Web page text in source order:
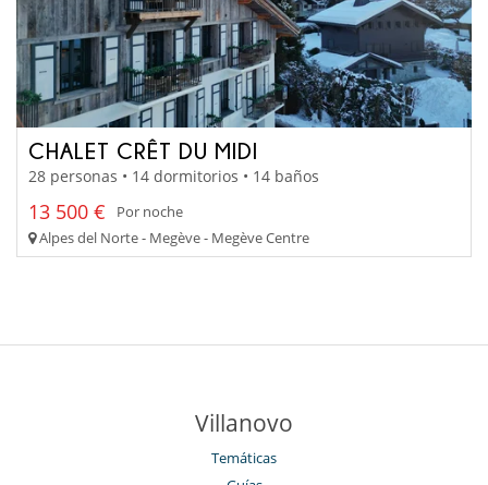
CHALET CRÊT DU MIDI
28 personas • 14 dormitorios • 14 baños
13 500 €
Por noche
Alpes del Norte - Megève - Megève Centre
Villanovo
Temáticas